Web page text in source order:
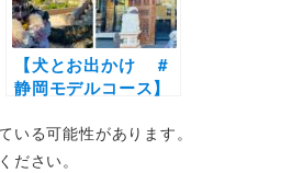
【犬とお出かけ #
静岡モデルコース】
畑や人気宿を満喫プ
ラン♪ニューヨーク
いる可能性があります。
ださい。